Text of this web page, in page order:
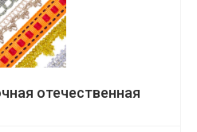
отечественная